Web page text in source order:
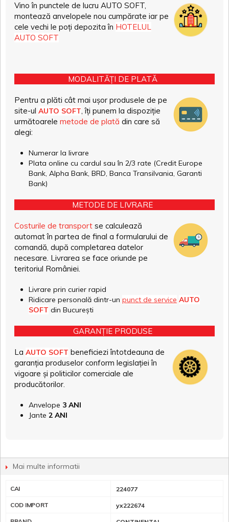
Vino în punctele de lucru AUTO SOFT,
montează anvelopele nou cumpărate iar pe
cele vechi le poți depozita în HOTELUL
AUTO SOFT
MODALITĂȚI DE PLATĂ
Pentru a plăti cât mai ușor produsele de pe
site-ul AUTO SOFT, îți punem la dispoziție
următoarele metode de plată din care să
alegi:
Numerar la livrare
Plata online cu cardul sau în 2/3 rate (Credit Europe
Bank, Alpha Bank, BRD, Banca Transilvania, Garanti
Bank)
METODE DE LIVRARE
Costurile de transport se calculează
automat în partea de final a formularului de
comandă, după completarea datelor
necesare. Livrarea se face oriunde pe
teritoriul României.
Livrare prin curier rapid
Ridicare personală dintr-un punct de service AUTO
SOFT din București
GARANȚIE PRODUSE
La AUTO SOFT beneficiezi întotdeauna de
garanția produselor conform legislației în
vigoare și politicilor comerciale ale
producătorilor.
Anvelope 3 ANI
Jante 2 ANI
Mai multe informatii
CAI 224077
COD IMPORT yx222674